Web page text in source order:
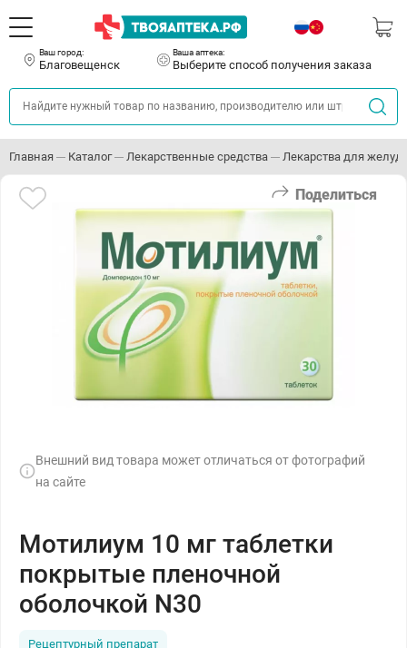
Ваш город:
Благовещенск
Ваша аптека:
Выберите способ получения заказа
Главная Каталог Лекарственные средства Лекарства для
Поделиться
Внешний вид товара может отличаться от фотографий
на сайте
Мотилиум 10 мг таблетки
покрытые пленочной
оболочкой N30
Рецептурный препарат